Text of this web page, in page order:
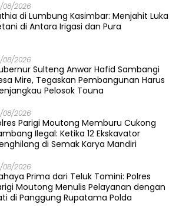
08/2026
di Lumbung Kasimbar: Menjahit Luka
di Antara Irigasi dan Pura
08/2026
Sulteng Anwar Hafid Sambangi
Mire, Tegaskan Pembangunan Harus
Pelosok Touna
08/2026
Parigi Moutong Memburu Cukong
Ilegal: Ketika 12 Ekskavator
di Semak Karya Mandiri
08/2026
Prima dari Teluk Tomini: Polres
Moutong Menulis Pelayanan dengan
di Panggung Rupatama Polda